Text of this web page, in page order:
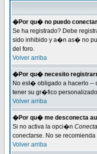
�Por qu� no puedo
Se ha registrado? Debe
sido inhibido y a�n as� no
del foro.
Volver arriba
�Por qu� necesito
No est� obligado a hacerlo --
tener su gr�fico
Volver arriba
�Por qu� me desconecta
Si no activa la opci�n
conectarse. No se
Volver arriba